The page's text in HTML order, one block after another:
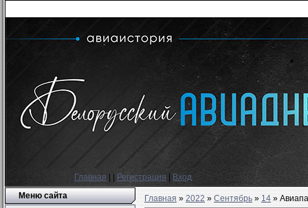
Главная Регистрация
Вход
Меню сайта
Главная»2022 » Сентябрь » 14»